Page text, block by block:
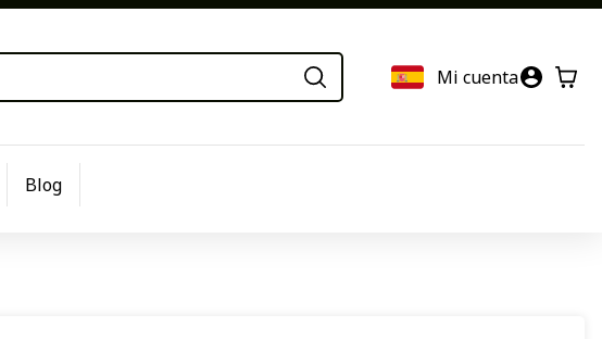
Mi cuenta
Blog